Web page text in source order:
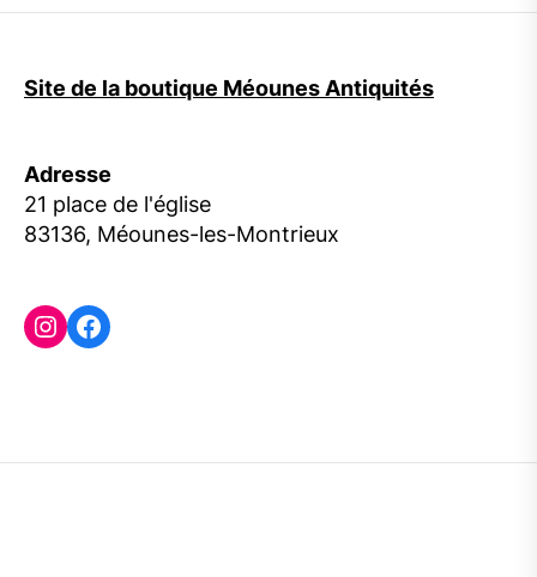
Site de la boutique Méounes Antiquités
Adresse
21 place de l'église
83136, Méounes-les-Montrieux
Instagram
Facebook